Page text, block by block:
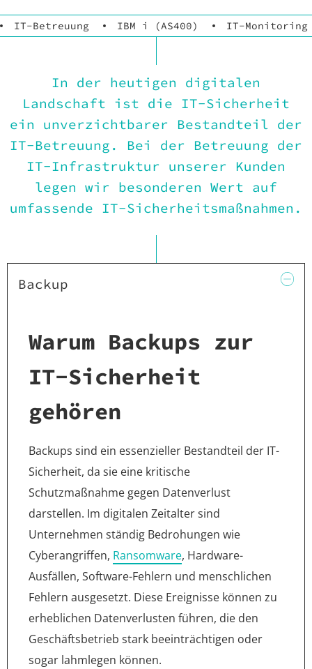
IT-Betreuung IBM i (AS400) IT-Monitoring
In der heutigen digitalen
Landschaft ist die IT-Sicherheit
ein unverzichtbarer Bestandteil der
IT-Betreuung. Bei der Betreuung der
IT-Infrastruktur unserer Kunden
legen wir besonderen Wert auf
umfassende IT-Sicherheitsmaßnahmen.
Backup
Warum Backups zur
IT-Sicherheit
gehören
Backups sind ein essenzieller Bestandteil der IT-
Sicherheit, da sie eine kritische
Schutzmaßnahme gegen Datenverlust
darstellen. Im digitalen Zeitalter sind
Unternehmen ständig Bedrohungen wie
Cyberangriffen, Ransomware, Hardware-
Ausfällen, Software-Fehlern und menschlichen
Fehlern ausgesetzt. Diese Ereignisse können zu
erheblichen Datenverlusten führen, die den
Geschäftsbetrieb stark beeinträchtigen oder
sogar lahmlegen können.